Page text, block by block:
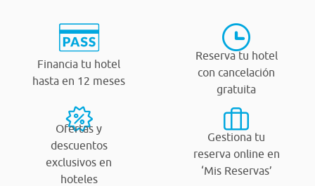
Financia tu hotel
hasta en 12 meses
Reserva tu hotel
con cancelación
gratuita
Ofertas y
descuentos
exclusivos en
hoteles
Gestiona tu
reserva online en
‘Mis Reservas’